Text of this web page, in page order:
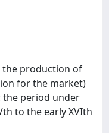
the production of
for the market)
the period under
to the early XVIth